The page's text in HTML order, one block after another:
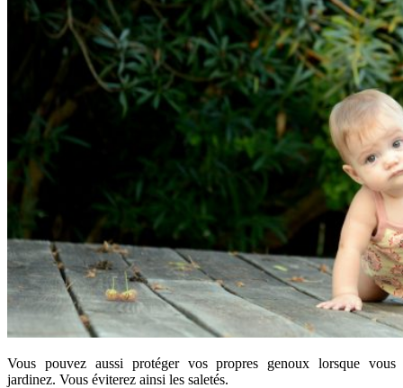
Vous pouvez aussi protéger vos propres genoux lorsque vous
jardinez. Vous éviterez ainsi les saletés.